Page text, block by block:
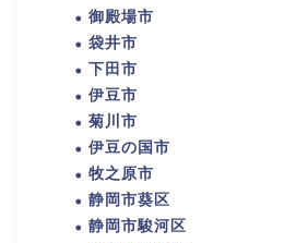
御殿場市
袋井市
下田市
伊豆市
菊川市
伊豆の国市
牧之原市
静岡市葵区
静岡市駿河区